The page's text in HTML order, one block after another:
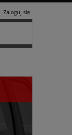
Zaloguj się